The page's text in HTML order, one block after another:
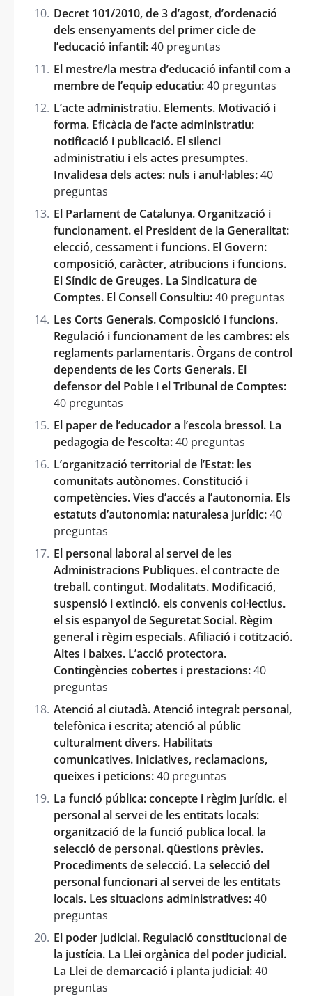
Decret 101/2010, de 3 d’agost, d’ordenació
dels ensenyaments del primer cicle de
l’educació infantil:40 preguntas
El mestre/la mestra d’educació infantil com a
membre de l’equip educatiu:40 preguntas
L’acte administratiu. Elements. Motivació i
forma. Eficàcia de l’acte administratiu:
notificació i publicació. El silenci
administratiu i els actes presumptes.
Invalidesa dels actes: nuls i anul·lables:40
preguntas
El Parlament de Catalunya. Organització i
funcionament. el President de la Generalitat:
elecció, cessament i funcions. El Govern:
composició, caràcter, atribucions i funcions.
El Síndic de Greuges. La Sindicatura de
Comptes. El Consell Consultiu:40 preguntas
Les Corts Generals. Composició i funcions.
Regulació i funcionament de les cambres: els
reglaments parlamentaris. Òrgans de control
dependents de les Corts Generals. El
defensor del Poble i el Tribunal de Comptes:
40 preguntas
El paper de l’educador a l’escola bressol. La
pedagogia de l’escolta:40 preguntas
L’organització territorial de l’Estat: les
comunitats autònomes. Constitució i
competències. Vies d’accés a l’autonomia. Els
estatuts d’autonomia: naturalesa jurídic:40
preguntas
El personal laboral al servei de les
Administracions Publiques. el contracte de
treball. contingut. Modalitats. Modificació,
suspensió i extinció. els convenis col·lectius.
el sis espanyol de Seguretat Social. Règim
general i règim especials. Afiliació i cotització.
Altes i baixes. L’acció protectora.
Contingències cobertes i prestacions:40
preguntas
Atenció al ciutadà. Atenció integral: personal,
telefònica i escrita; atenció al públic
culturalment divers. Habilitats
comunicatives. Iniciatives, reclamacions,
queixes i peticions:40 preguntas
La funció pública: concepte i règim jurídic. el
personal al servei de les entitats locals:
organització de la funció publica local. la
selecció de personal. qüestions prèvies.
Procediments de selecció. La selecció del
personal funcionari al servei de les entitats
locals. Les situacions administratives:40
preguntas
El poder judicial. Regulació constitucional de
la justícia. La Llei orgànica del poder judicial.
La Llei de demarcació i planta judicial:40
preguntas